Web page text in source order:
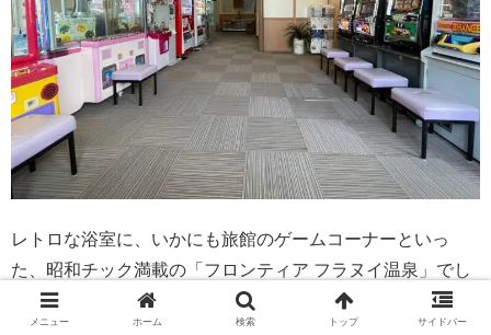
レトロな浴室に、いかにも旅館のゲームコーナーといっ
た、昭和チック満載の「フロンティア フラヌイ温泉」でし
た。
メニュー ホーム 検索 トップ サイドバー